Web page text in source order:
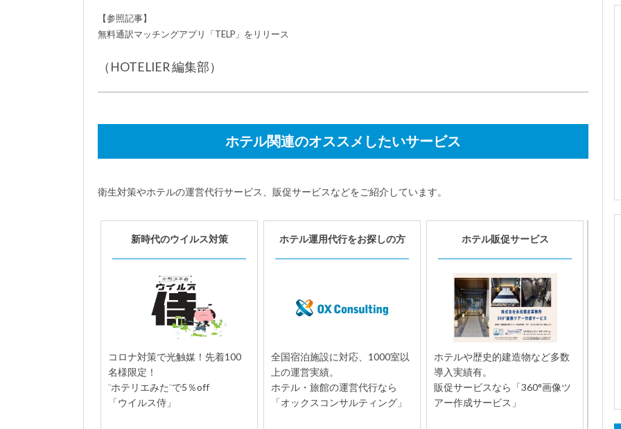
【参照記事】
無料通訳マッチングアプリ「TELP」をリリース
（HOTELIER 編集部）
ホテル関連のオススメしたいサービス
衛生対策やホテルの運営代行サービス、販促サービスなどをご紹介しています。
新時代のウイルス対策
コロナ対策で光触媒！先着100
名様限定！
¨ホテリエみた¨で5％off
「ウイルス侍」
ホテル運用代行をお探しの方
全国宿泊施設に対応、1000室以
上の運営実績。
ホテル・旅館の運営代行なら
「オックスコンサルティング」
ホテル販促サービス
ホテルや歴史的建造物など多数
導入実績有。
販促サービスなら「360°画像ツ
アー作成サービス」